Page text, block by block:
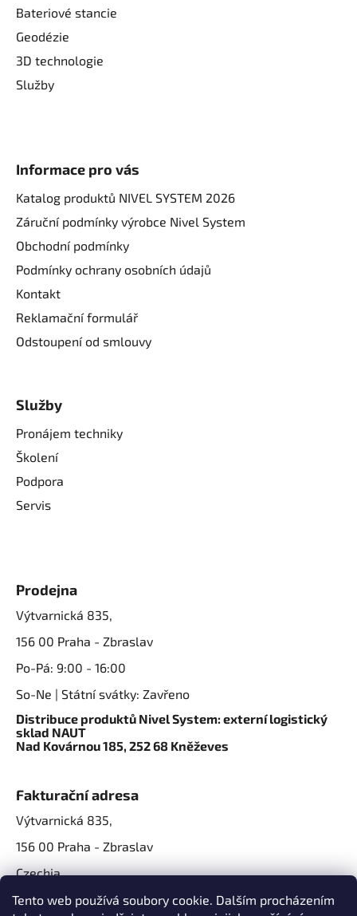
Tento web používá soubory cookie. Dalším procházením
Bateriové stancie
Geodézie
3D technologie
Služby
Informace pro vás
Katalog produktů NIVEL SYSTEM 2026
Záruční podmínky výrobce Nivel System
Obchodní podmínky
Podmínky ochrany osobních údajů
Kontakt
Reklamační formulář
Odstoupení od smlouvy
Služby
Pronájem techniky
Školení
Podpora
Servis
Prodejna
Výtvarnická 835,
156 00 Praha - Zbraslav
Po-Pá: 9:00 - 16:00
So-Ne | Státní svátky: Zavřeno
Distribuce produktů Nivel System: externí logistický
sklad NAUT
Nad Kovárnou 185, 252 68 Kněževes
Fakturační adresa
Výtvarnická 835,
156 00 Praha - Zbraslav
Czechia
IČO: 07724861